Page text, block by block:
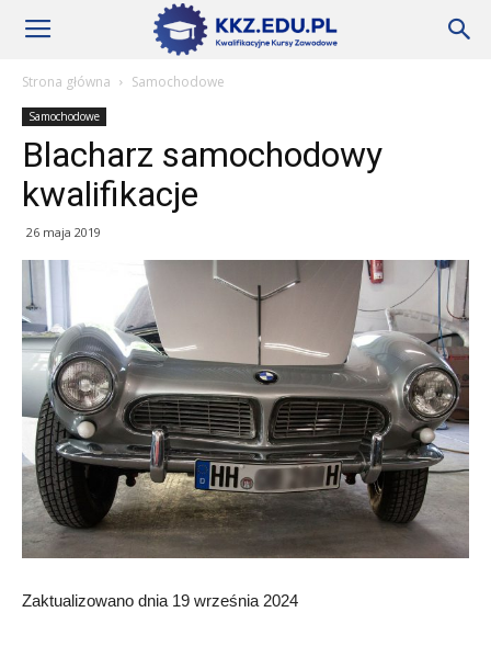
Szkoły
KKZ
Aktualności
Strona główna Samochodowe
Samochodowe
Blacharz samochodowy
kwalifikacje
26 maja 2019
Zaktualizowano dnia 19 września 2024